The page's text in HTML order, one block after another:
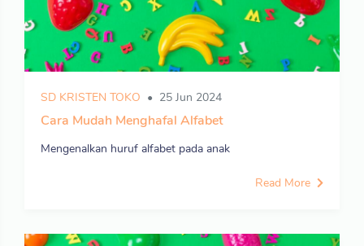
SD KRISTEN TOKO 25 Jun 2024
Cara Mudah Menghafal Alfabet
Mengenalkan huruf alfabet pada anak
Read More